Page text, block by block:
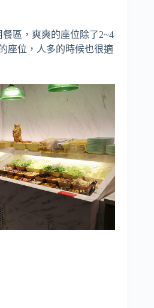
區，爽爽的座位除了2~4
座位，人多的時候也很適